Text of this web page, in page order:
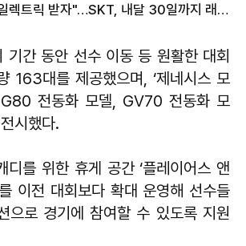
"티딜서 캐스퍼 일렉트릭 받자"…SKT, 내달 30일까지 래플 이벤트
기간 동안 선수 이동 등 원활한 대회
163대를 제공했으며, ‘제네시스 모
G80 전동화 모델, GV70 전동화 모
시했다.
디를 위한 휴게 공간 ‘플레이어스 앤
이전 대회보다 확대 운영해 선수들
으로 경기에 참여할 수 있도록 지원